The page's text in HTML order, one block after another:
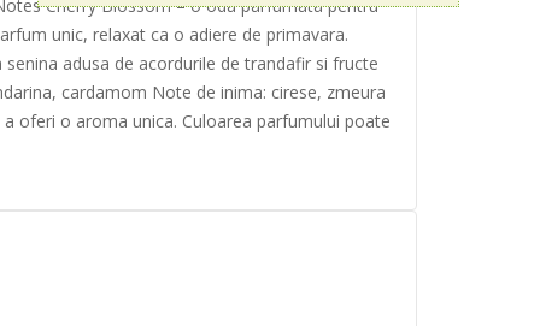
Cherry Blossom – o oda parfumata pentru
unic, relaxat ca o adiere de primavara.
adusa de acordurile de trandafir si fructe
cardamom Note de inima: cirese, zmeura
oferi o aroma unica. Culoarea parfumului poate